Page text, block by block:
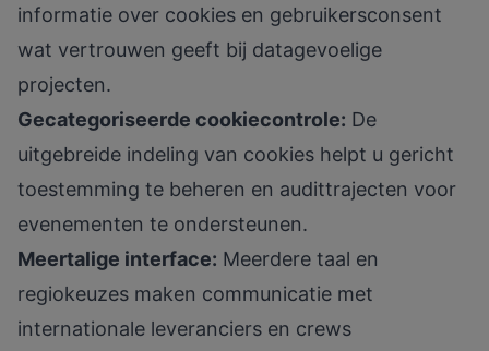
informatie over cookies en gebruikersconsent
wat vertrouwen geeft bij datagevoelige
projecten.
Gecategoriseerde cookiecontrole: De
uitgebreide indeling van cookies helpt u gericht
toestemming te beheren en audittrajecten voor
evenementen te ondersteunen.
Meertalige interface: Meerdere taal en
regiokeuzes maken communicatie met
internationale leveranciers en crews